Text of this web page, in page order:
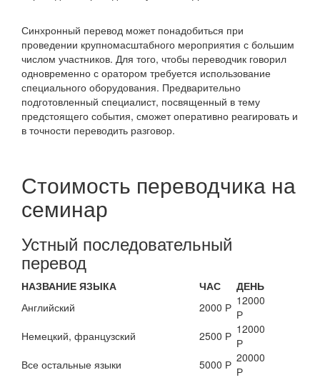
Синхронный перевод может понадобиться при
проведении крупномасштабного мероприятия с большим
числом участников. Для того, чтобы переводчик говорил
одновременно с оратором требуется использование
специального оборудования. Предварительно
подготовленный специалист, посвященный в тему
предстоящего события, сможет оперативно реагировать и
в точности переводить разговор.
Стоимость переводчика на
семинар
Устный последовательный
перевод
НАЗВАНИЕ ЯЗЫКА ЧАС
ДЕНЬ
Английский
2000 Р 12000
Р
Немецкий, французский
2500 Р 12000
Р
Все остальные языки
5000 Р 20000
Р